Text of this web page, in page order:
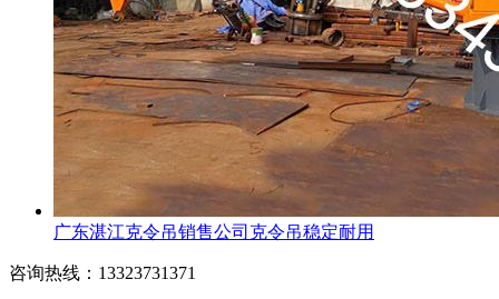
广东湛江克令吊销售公司克令吊稳定耐用
咨询热线：13323731371